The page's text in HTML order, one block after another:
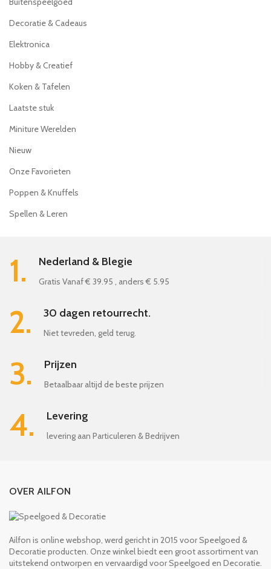
Decoratie & Cadeaus
Elektronica
Hobby & Creatief
Koken & Tafelen
Laatste stuk
Miniture Werelden
Nieuw
Onze Favorieten
Poppen & Knuffels
Spellen & Leren
1. Nederland & Blegie
Gratis Vanaf € 39.95 , anders € 5.95
2. 30 dagen retourrecht.
Niet tevreden, geld terug.
3. Prijzen
Betaalbaar altijd de beste prijzen
4. Levering
levering aan Particuleren & Bedrijven
OVER AILFON
Ailfon is online webshop, werd gericht in 2015 voor Speelgoed &
Decoratie producten. Onze winkel biedt een groot assortiment van
uitstekend ontworpen en vervaardigd voor Speelgoed en Decoratie.